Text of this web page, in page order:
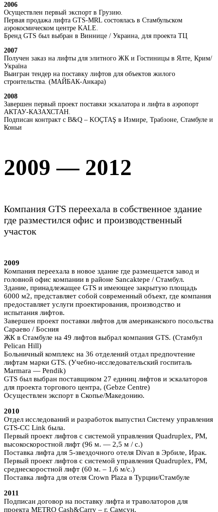
2006
Осуществлен первый экспорт в Грузию.
Первая продажа лифта GTS-MRL состоялась в Стамбульском
аэрокосмическом центре KALE.
Бренд GTS был выбран в Виннице / Украина, для проекта ТЦ
2007
Получен заказ на лифты для элитного ЖК и Гостиницы в Ялте, Крим/
Україна
Выигран тендер на поставку лифтов для объектов жилого
строительства. (МАЙБАК-Анкара)
2008
Завершен первый проект поставки эскалатора и лифта в аэропорт
АКТАУ-КАЗАХСТАН.
Подписан контракт с B&Q – KOÇTAŞ в Измире, Трабзоне, Стамбуле и
Коньи
2009 — 2012
Компания GTS переехала в собственное здание
где разместился офис и производственный
участок
2009
Компания переехала в новое здание где размещается завод и
головной офис компании в районе Sancaktepe / Стамбул.
Здание, принадлежащее GTS и имеющее закрытую площадь
6000 м2, представляет собой современный объект, где компания
предоставляет услуги проектирования, производство и
испытания лифтов.
Завершен проект поставки лифтов для американского посольства
Сараево / Босния
ЖК в Стамбуле на 49 лифтов выбрал компания GTS. (Стамбул
Pelican Hill)
Больничный комплекс на 36 отделений отдал предпочтение
лифтам марки GTS. (Учебно-исследовательский госпиталь
Marmara — Pendik)
GTS был выбран поставщиком 27 единиц лифтов и эскалаторов
для проекта торгового центра, (Gebze Centre)
Осуществлен экспорт в Скопье/Македонию.
2010
Отдел исследований и разработок выпустил Систему управления
GTS-CC Link была.
Первый проект лифтов с системой управления Quadruplex, PM,
высокоскоростной лифт (96 м. — 2,5 м / с.)
Поставка лифта для 5-звездочного отеля Divan в Эрбиле, Ирак.
Первый проект лифтов с системой управления Quadruplex, PM,
среднескоростной лифт (60 м. – 1,6 м/с.)
Поставка лифта для отеля Crown Plaza в Турции/Стамбуле
2011
Подписан договор на поставку лифта и траволаторов для
проекта METRO Cash&Carry – г. Самсун.